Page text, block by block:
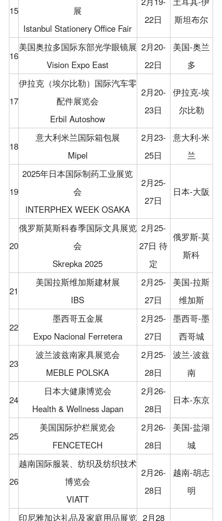
15
展
Istanbul Stationery Office Fair
22日
斯坦布尔
16
美国奥拉多国际东部光学眼镜展
Vision Expo East
2月20-
22日
美国-奥兰
多
17
伊拉克（埃尔比勒）国际汽车零
配件展览会
Erbil Autoshow
2月20-
23日
伊拉克-埃
尔比勒
18
意大利米兰国际箱包展
Mipel
2月23-
25日
意大利-米
兰
19
2025年日本国际制药工业展览
会
INTERPHEX WEEK OSAKA
2月25-
27日
日本-大阪
20
俄罗斯莫斯科春季国际文具展览
会
Skrepka 2025
2月25-
27日 待
定
俄罗斯-莫
斯科
21
美国拉斯维加斯建材展
IBS
2月25-
27日
美国-拉斯
维加斯
22
墨西哥五金展
Expo Nacional Ferretera
2月25-
27日
墨西哥-墨
西哥城
23
波兰波兹南家具展览会
MEBLE POLSKA
2月25-
28日
波兰-波兹
南
24
日本大健康博览会
Health & Wellness Japan
2月26-
28日
日本-东京
25
美国国际护栏展览会
FENCETECH
2月26-
28日
美国-盐湖
城
26
越南国际服装、纺织及纺织技术
博览会
VIATT
2月26-
28日
越南-胡志
明
印尼雅加达礼品及家庭用品展览 2月28